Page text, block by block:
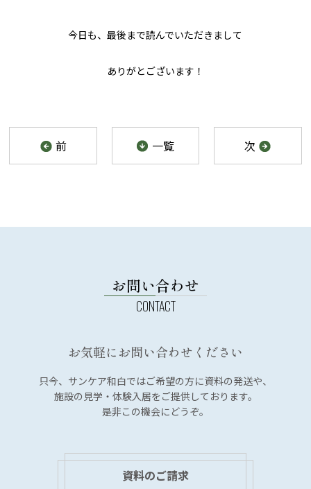
今日も、最後まで読んでいただきまして
ありがとございます！
前 一覧 次
お問い合わせ
お気軽にお問い合わせください
只今、サンケア和白ではご希望の方に資料の発送や、
施設の見学・体験入居をご提供しております。
是非この機会にどうぞ。
資料のご請求